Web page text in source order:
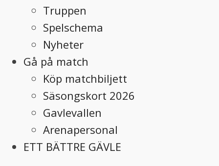
Truppen
Spelschema
Nyheter
Gå på match
Köp matchbiljett
Säsongskort 2026
Gavlevallen
Arenapersonal
ETT BÄTTRE GÄVLE